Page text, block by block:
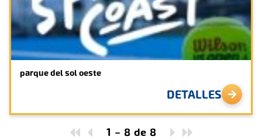
parque del sol oeste
DETALLES
1 – 8 de 8